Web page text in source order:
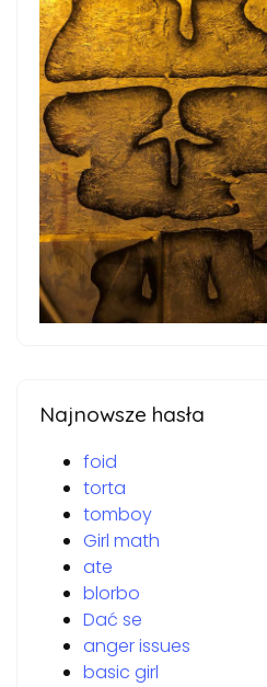
Najnowsze hasła
foid
torta
tomboy
Girl math
ate
blorbo
Dać se
anger issues
basic girl